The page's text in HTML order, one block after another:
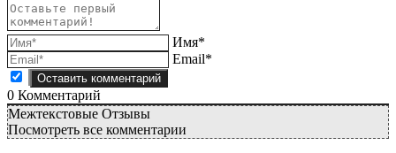
Имя*
Email*
0 Комментарий
Межтекстовые Отзывы
Посмотреть все комментарии